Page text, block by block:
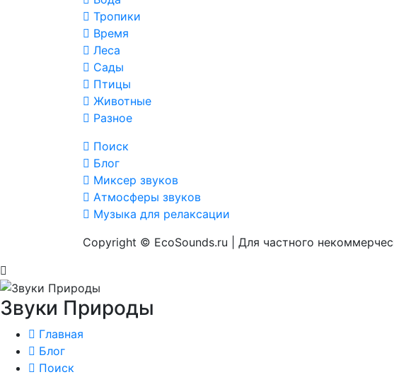
Тропики
Время
Леса
Сады
Птицы
Животные
Разное
Поиск
Блог
Миксер звуков
Атмосферы звуков
Музыка для релаксации
Copyright © EcoSounds.ru | Для частного
Звуки Природы
Главная
Блог
Поиск